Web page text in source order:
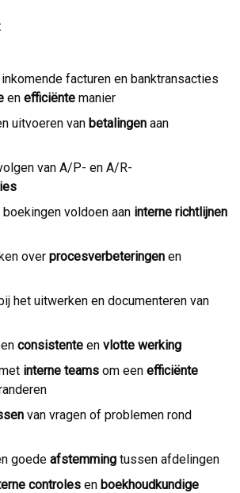
facturen en banktransacties
en efficiënte manier
uitvoeren van betalingen aan
van A/P- en A/R-
voldoen aan interne richtlijnen
over procesverbeteringen en
het uitwerken en documenteren van
consistente en vlotte werking
interne teams om een efficiënte
van vragen of problemen rond
goede afstemming tussen afdelingen
controles en boekhoudkundige